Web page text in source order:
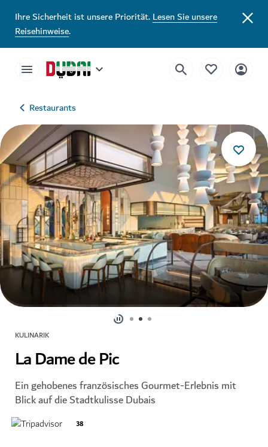
Ihre Sicherheit ist unsere Priorität.Lesen Sie unsere
Reisehinweise.
Restaurants
KULINARIK
La Dame de Pic
Ein gehobenes französisches Gourmet-Erlebnis mit
Blick auf die Stadtkulisse Dubais
38